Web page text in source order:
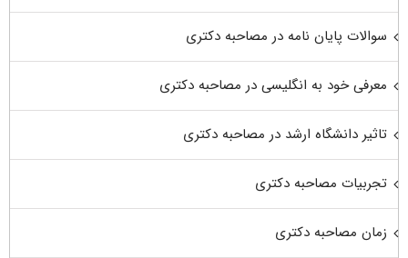
سوالات پایان نامه در مصاحبه دکتری
معرفی خود به انگلیسی در مصاحبه دکتری
تاثیر دانشگاه ارشد در مصاحبه دکتری
تجربیات مصاحبه دکتری
زمان مصاحبه دکتری